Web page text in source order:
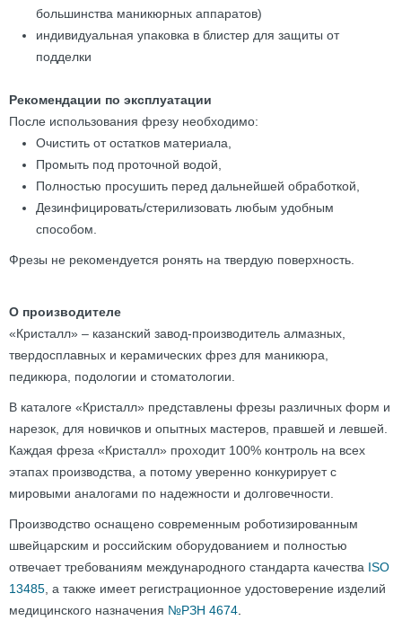
большинства маникюрных аппаратов)
индивидуальная упаковка в блистер для защиты от
подделки
Рекомендации по эксплуатации
После использования фрезу необходимо:
Очистить от остатков материала,
Промыть под проточной водой,
Полностью просушить перед дальнейшей обработкой,
Дезинфицировать/стерилизовать любым удобным
способом.
Фрезы не рекомендуется ронять на твердую поверхность.
О производителе
«Кристалл» – казанский завод-производитель алмазных,
твердосплавных и керамических фрез для маникюра,
педикюра, подологии и стоматологии.
В каталоге «Кристалл» представлены фрезы различных форм и
нарезок, для новичков и опытных мастеров, правшей и левшей.
Каждая фреза «Кристалл» проходит 100% контроль на всех
этапах производства, а потому уверенно конкурирует с
мировыми аналогами по надежности и долговечности.
Производство оснащено современным роботизированным
швейцарским и российским оборудованием и полностью
отвечает требованиям международного стандарта качества ISO
13485 , а также имеет регистрационное удостоверение изделий
медицинского назначения №РЗН 4674